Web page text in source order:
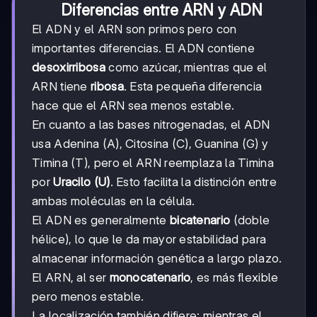
Diferencias entre ARN y ADN
El ADN y el ARN son primos pero con
importantes diferencias. El ADN contiene
desoxirribosacomo azúcar, mientras que el
ARN tieneribosa. Esta pequeña diferencia
hace que el ARN sea menos estable.
En cuanto a las bases nitrogenadas, el ADN
usa Adenina (A), Citosina (C), Guanina (G) y
Timina (T), pero el ARN reemplaza la Timina
porUracilo (U). Esto facilita la distinción entre
ambas moléculas en la célula.
El ADN es generalmente bicatenario (doble
hélice), lo que le da mayor estabilidad para
almacenar información genética a largo plazo.
El ARN, al ser monocatenario, es más flexible
pero menos estable.